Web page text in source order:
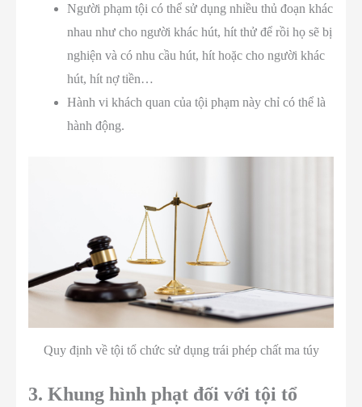
Người phạm tội có thể sử dụng nhiều thủ đoạn khác
nhau như cho người khác hút, hít thử để rồi họ sẽ bị
nghiện và có nhu cầu hút, hít hoặc cho người khác
hút, hít nợ tiền…
Hành vi khách quan của tội phạm này chỉ có thể là
hành động.
Quy định về tội tổ chức sử dụng trái phép chất ma túy
3. Khung hình phạt đối với tội tổ